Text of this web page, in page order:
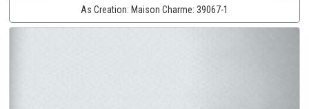
As Creation: Maison Charme: 39067-1